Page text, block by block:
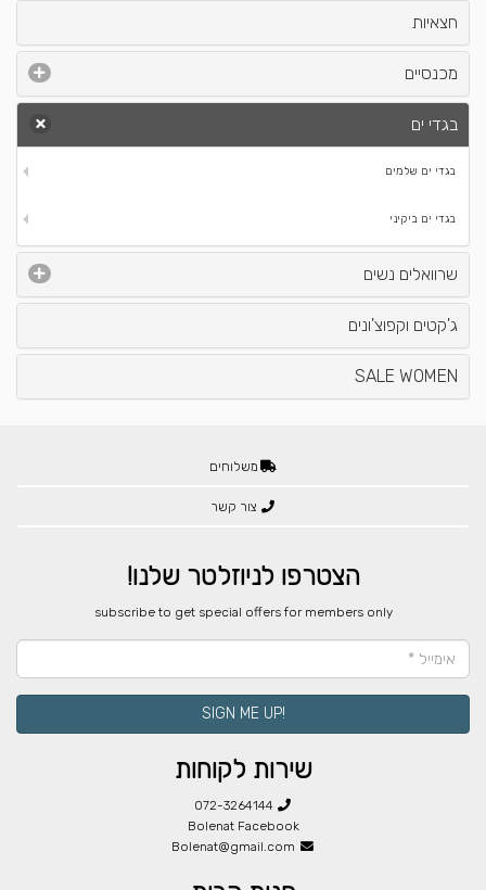
חצאיות
מכנסיים
בגדי ים
בגדי ים שלמים
בגדי ים ביקיני
שרוואלים נשים
ג'קטים וקפוצ'ונים
SALE WOMEN
משלוחים
צור קשר
הצטרפו לניוזלטר שלנו!
​subscribe to get special offers for members only
!SIGN ME UP
שירות לקוחות
072-3264144
Bolenat Facebook
Bolenat@gmail.com